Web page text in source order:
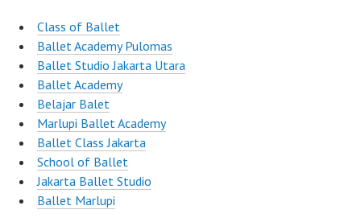
Class of Ballet
Ballet Academy Pulomas
Ballet Studio Jakarta Utara
Ballet Academy
Belajar Balet
Marlupi Ballet Academy
Ballet Class Jakarta
School of Ballet
Jakarta Ballet Studio
Ballet Marlupi